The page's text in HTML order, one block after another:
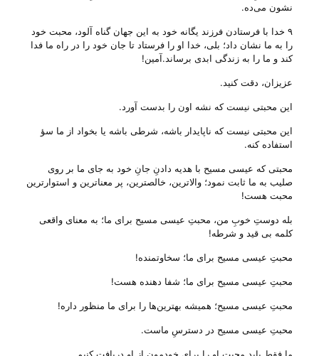
نشون می‌‌ده.
۹ خدا با فرستادن فرزند یگانه خود به این جهان گناه آلود، محبت خود
را به ما نشان داد؛ بلی، خدا او را فرستاد تا جان خود را در راه ما فدا
کند و ما را به زندگی ابدی برساند.آمین!
عزیزان، دقت کنید.
این محبتی نیست که نشه اون را بدست آورد.
این محبتی نیست که ناپایدار باشه، شرطی باشه یا بخواد از ما سؤ
استفاده کنه.
محبتی که عیسی مسیح با هدیه دادنِ جانِ خود به جای ما بر روی
صلیب به ما ثابت نمود؛ والاترین، خالصترین، پر معنا‌ترین و استوار‌ترین
محبت هست!
بله دوستِ خوبِ من، محبتِ عیسی مسیح برای ما؛ به معنای واقعی
کلمه بی‌ قید و شرطه!
محبتِ عیسی مسیح برای ما؛ سخاوتمنده!
محبتِ عیسی مسیح برای ما؛ شفا دهنده هست!
محبتِ عیسی مسیح؛ همیشه بهترین‌ها را برای ما منظور داره!
محبتِ عیسی مسیح در دسترسِ ماست.